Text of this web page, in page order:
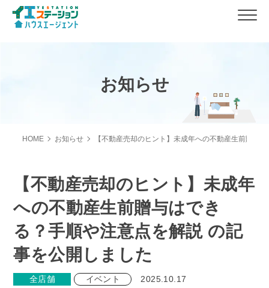
お知らせ
HOME お知らせ 【不動産売却のヒント】未成年への不動産生前贈与
【不動産売却のヒント】未成年
への不動産生前贈与はでき
る？手順や注意点を解説 の記
事を公開しました
全店舗 イベント 2025.10.17